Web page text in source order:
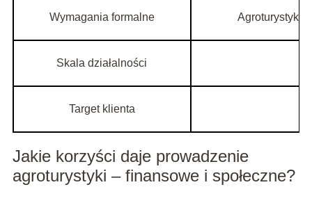
Wymagania formalne Agroturystyka
Skala działalności
Target klienta
Jakie korzyści daje prowadzenie
agroturystyki – finansowe i społeczne?